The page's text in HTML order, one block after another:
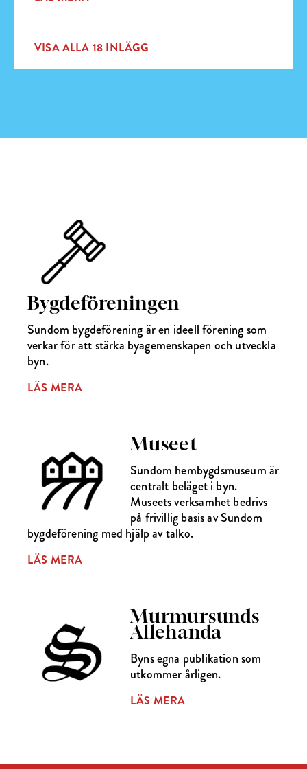
VISA ALLA 18 INLÄGG
Bygdeföreningen
Sundom bygdeförening är en ideell förening som
verkar för att stärka byagemenskapen och utveckla
byn.
LÄS MERA
Museet
Sundom hembygdsmuseum är
centralt beläget i byn.
Museets verksamhet bedrivs
på frivillig basis av Sundom
bygdeförening med hjälp av talko.
LÄS MERA
Murmursunds
Allehanda
Byns egna publikation som
utkommer årligen.
LÄS MERA